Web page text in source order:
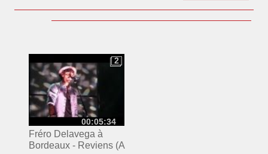
00:05:34
2
2
Fréro Delavega à
Bordeaux - Reviens (A